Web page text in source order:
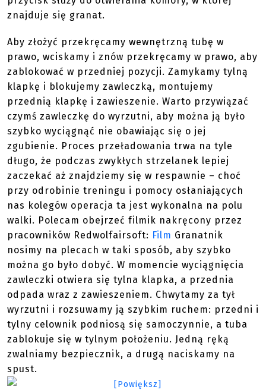
zablokować lufę w tylnym położeniu. Jeżeli chcemy
załadować gumową kulę, należy wcisnąć 2
przyciski na przeciwnych stronach lufy, w której
znajduje się granat i wyjąć ją całkowicie. Osobny
przycisk służy do otwierania komory, w której
znajduje się granat.
Aby złożyć przekręcamy wewnętrzną tubę w
prawo, wciskamy i znów przekręcamy w prawo, aby
zablokować w przedniej pozycji. Zamykamy tylną
klapkę i blokujemy zawleczką, montujemy
przednią klapkę i zawieszenie. Warto przywiązać
czymś zawleczkę do wyrzutni, aby można ją było
szybko wyciągnąć nie obawiając się o jej
zgubienie. Proces przeładowania trwa na tyle
długo, że podczas zwykłych strzelanek lepiej
zaczekać aż znajdziemy się w respawnie – choć
przy odrobinie treningu i pomocy osłaniających
nas kolegów operacja ta jest wykonalna na polu
walki. Polecam obejrzeć filmik nakręcony przez
pracowników Redwolfairsoft:FilmGranatnik
nosimy na plecach w taki sposób, aby szybko
można go było dobyć. W momencie wyciągnięcia